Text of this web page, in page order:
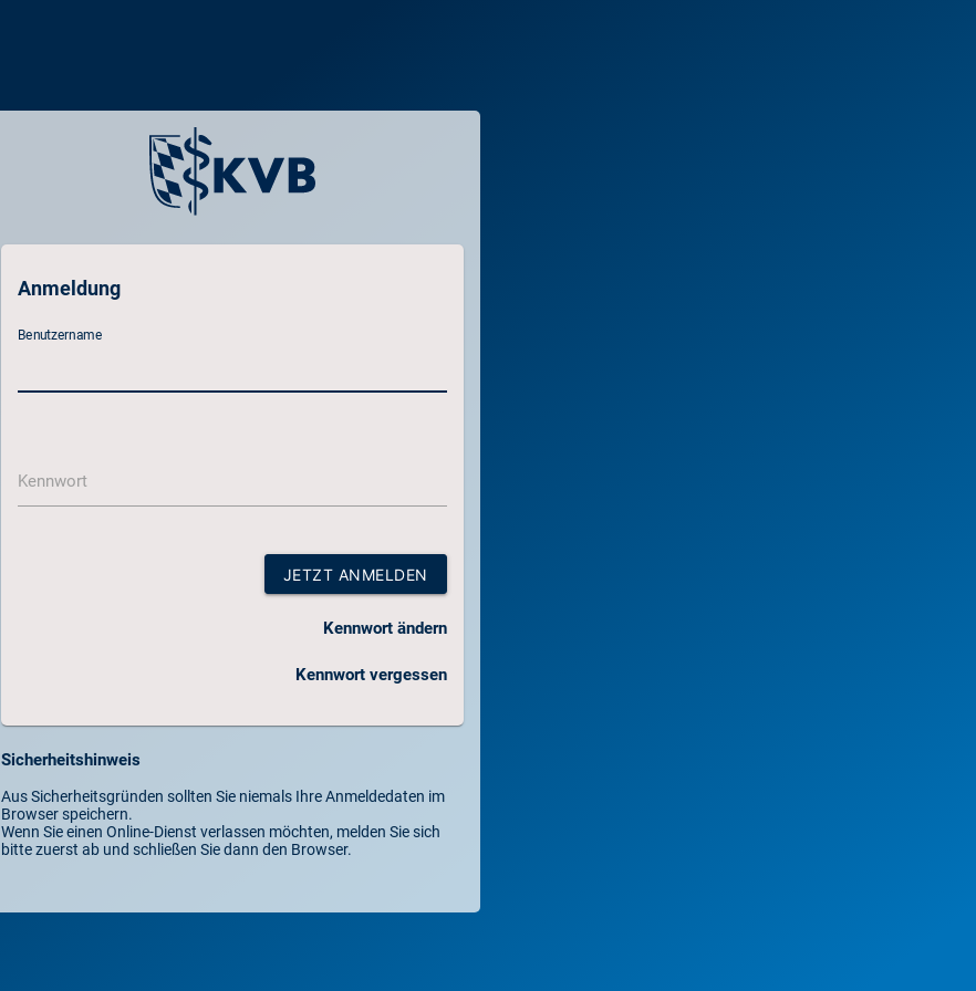
Anmeldung
Benutzername
Kennwort
JETZT ANMELDEN
Kennwort ändern
Kennwort vergessen
Sicherheitshinweis
Aus Sicherheitsgründen sollten Sie niemals Ihre Anmeldedaten im
Browser speichern.
Wenn Sie einen Online-Dienst verlassen möchten, melden Sie sich
bitte zuerst ab und schließen Sie dann den Browser.